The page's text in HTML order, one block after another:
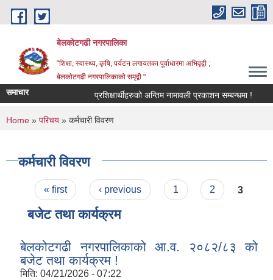
Skip to main content
बेलकोटगढी नगरपालिका
"शिक्षा, स्वास्थ्य, कृषि, पर्यटन लगायतका पूर्वाधारमा अभिवृद्वी ;
बेलकोटगढी नगरपालिकाको समृद्वी "
समाचार प्रशिक्षार्थीहरुको अन्तिम नामावली प्रकाशन सम्बन्धमा !
You are here
Home » परिचय » कर्मचारी विवरण
कर्मचारी विवरण
Pages
« first ‹ previous 1 2 3
बजेट तथा कार्यक्रम
बेलकोटगढी नगरपालिकाको आ.व. २०८२/८३ को
बजेट तथा कार्यक्रम !
मिति: 04/21/2026 - 07:22